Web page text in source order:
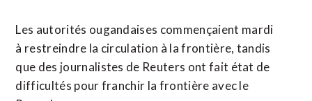
Les autorités ougandaises commençaient mardi
à restreindre la circulation à la frontière, tandis
que des journalistes de Reuters ont ​fait état de
difficultés pour franchir la frontière avec le